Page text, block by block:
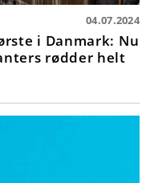
04.07.2024
i Danmark: Nu
rødder helt